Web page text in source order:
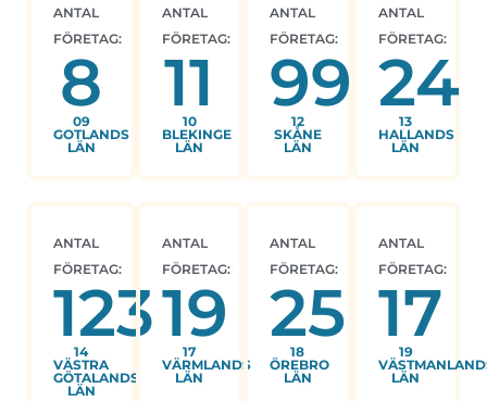
ANTAL
FÖRETAG:
8
09
GOTLANDS
LÄN
ANTAL
FÖRETAG:
11
10
BLEKINGE
LÄN
ANTAL
FÖRETAG:
99
12
SKÅNE
LÄN
ANTAL
FÖRETAG:
24
13
HALLANDS
LÄN
ANTAL
FÖRETAG:
123
14
VÄSTRA
GÖTALANDS
LÄN
ANTAL
FÖRETAG:
19
17
VÄRMLANDS
LÄN
ANTAL
FÖRETAG:
25
18
ÖREBRO
LÄN
ANTAL
FÖRETAG:
17
19
LÄN